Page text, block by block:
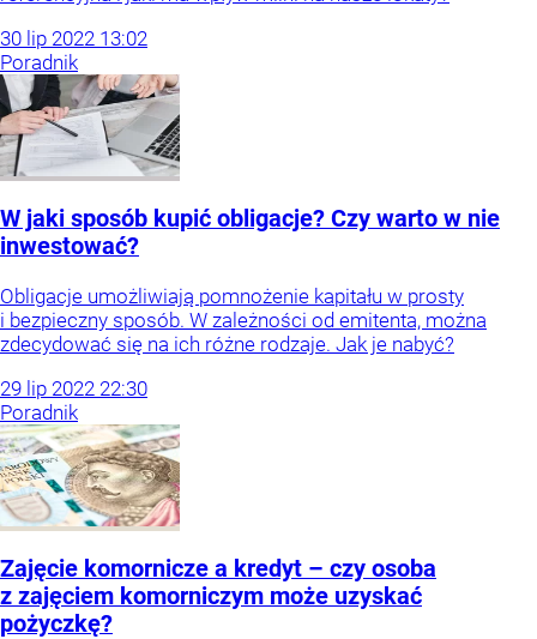
30 lip 2022 13:02
Poradnik
W jaki sposób kupić obligacje? Czy warto w nie
inwestować?
Obligacje umożliwiają pomnożenie kapitału w prosty
i bezpieczny sposób. W zależności od emitenta, można
zdecydować się na ich różne rodzaje. Jak je nabyć?
29 lip 2022 22:30
Poradnik
Zajęcie komornicze a kredyt – czy osoba
z zajęciem komorniczym może uzyskać
pożyczkę?